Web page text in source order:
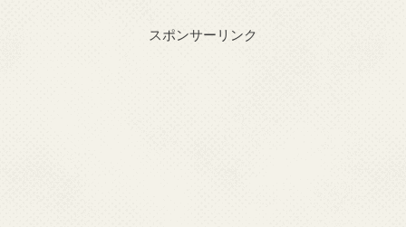
スポンサーリンク